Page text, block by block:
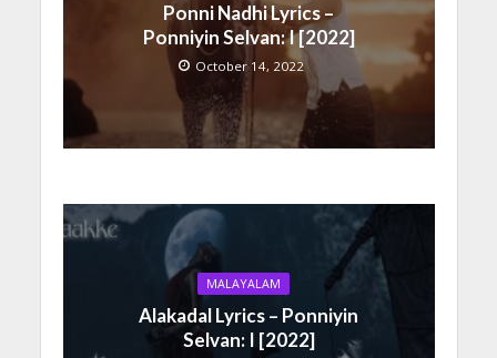
Ponni Nadhi Lyrics –
Ponniyin Selvan: I [2022]
October 14, 2022
MALAYALAM
Alakadal Lyrics – Ponniyin
Selvan: I [2022]